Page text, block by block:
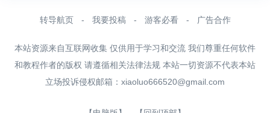
转导航页 - 我要投稿 - 游客必看 - 广告合作
本站资源来自互联网收集 仅供用于学习和交流 我们尊重任何软件
和教程作者的版权 请遵循相关法律法规 本站一切资源不代表本站
立场投诉侵权邮箱： xiaoluo666520@gmail.com